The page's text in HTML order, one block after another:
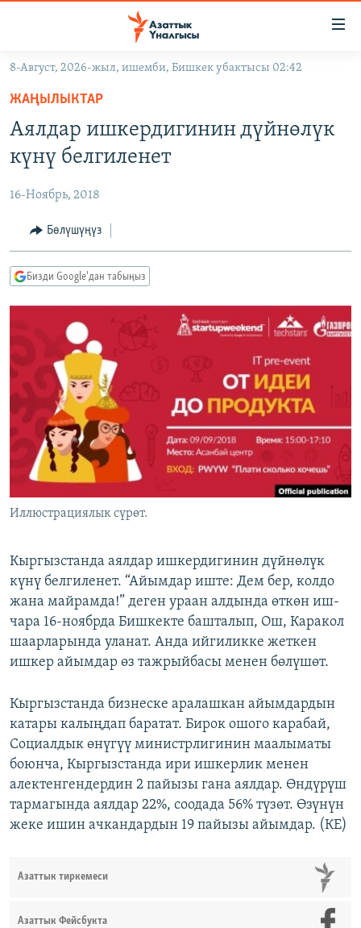
Навигацияга
өтүңүз
Издөөгө
салыңызКЫРГЫЗСТАН
ЭКОНОМИКА
МАДАНИЯТ
ДҮЙНӨ
БОРБОР АЗИЯ
УКРАИНА
АТАЙЫН ИЛИКТӨӨ
ТВ ПРОГРАММАЛАР
ЭКСПЕРТТЕР ТАЛДАЙТ
БИЗ ЖАНА ДҮЙНӨ
ДАНИСТЕ
ЭЖЕ-СИҢДИЛЕР
АЗАТТЫК+
ЫҢГАЙСЫЗ СУРООЛОР
ӨЗГӨЧӨ ПИКИР
Русский
ОНЛАЙН ШЕРИНЕ
ЭЕ/АРнун бардык сайттары
8-Август, 2026-жыл, ишемби, Бишкек убактысы 02:42
ЖАҢЫЛЫКТАР
Аялдар ишкердигинин дүйнөлүк
күнү белгиленет
16-Ноябрь, 2018
Бөлүшүңүз
Бизди Google'дан табыңыз
Иллюстрациялык сүрөт.
Кыргызстанда аялдар ишкердигинин дүйнөлүк
күнү белгиленет. “Айымдар иште: Дем бер, колдо
жана майрамда!” деген ураан алдында өткөн иш-
чара 16-ноябрда Бишкекте башталып, Ош, Каракол
шаарларында уланат. Анда ийгиликке жеткен
ишкер айымдар өз тажрыйбасы менен бөлүшөт.
Кыргызстанда бизнеске аралашкан айымдардын
катары калыңдап баратат. Бирок ошого карабай,
Социалдык өнүгүү министрлигинин маалыматы
боюнча, Кыргызстанда ири ишкерлик менен
алектенгендердин 2 пайызы гана аялдар. Өндүрүш
тармагында аялдар 22%, соодада 56% түзөт. Өзүнүн
жеке ишин ачкандардын 19 пайызы айымдар. (КЕ)
Азаттык тиркемеси
Азаттык Фейсбукта